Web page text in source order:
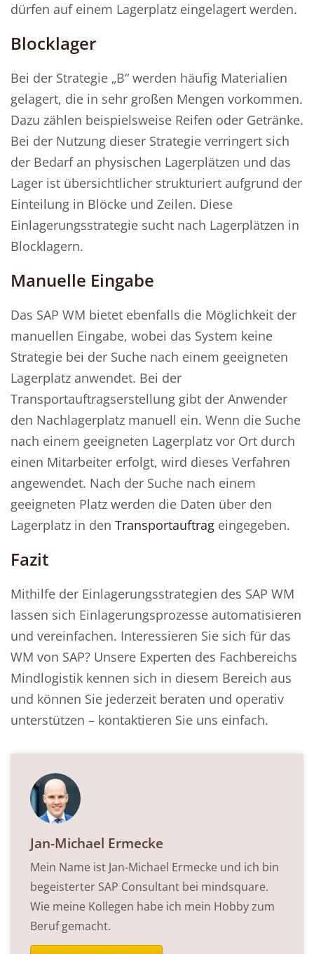
dürfen auf einem Lagerplatz eingelagert werden.
Blocklager
Bei der Strategie „B“ werden häufig Materialien
gelagert, die in sehr großen Mengen vorkommen.
Dazu zählen beispielsweise Reifen oder Getränke.
Bei der Nutzung dieser Strategie verringert sich
der Bedarf an physischen Lagerplätzen und das
Lager ist übersichtlicher strukturiert aufgrund der
Einteilung in Blöcke und Zeilen. Diese
Einlagerungsstrategie sucht nach Lagerplätzen in
Blocklagern.
Manuelle Eingabe
Das SAP WM bietet ebenfalls die Möglichkeit der
manuellen Eingabe, wobei das System keine
Strategie bei der Suche nach einem geeigneten
Lagerplatz anwendet. Bei der
Transportauftragserstellung gibt der Anwender
den Nachlagerplatz manuell ein. Wenn die Suche
nach einem geeigneten Lagerplatz vor Ort durch
einen Mitarbeiter erfolgt, wird dieses Verfahren
angewendet. Nach der Suche nach einem
geeigneten Platz werden die Daten über den
Lagerplatz in den Transportauftrag eingegeben.
Fazit
Mithilfe der Einlagerungsstrategien des SAP WM
lassen sich Einlagerungsprozesse automatisieren
und vereinfachen. Interessieren Sie sich für das
WM von SAP? Unsere Experten des Fachbereichs
Mindlogistik kennen sich in diesem Bereich aus
und können Sie jederzeit beraten und operativ
unterstützen – kontaktieren Sie uns einfach.
Jan-Michael Ermecke
Mein Name ist Jan-Michael Ermecke und ich bin
begeisterter SAP Consultant bei mindsquare.
Wie meine Kollegen habe ich mein Hobby zum
Beruf gemacht.